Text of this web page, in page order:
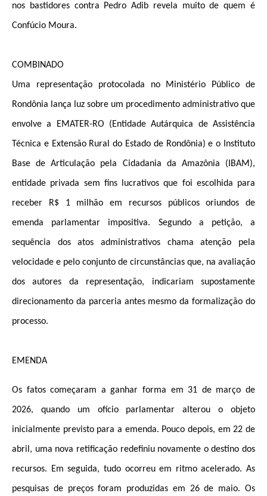
nos bastidores contra Pedro Adib revela muito de quem é
Confúcio Moura.
COMBINADO
Uma representação protocolada no Ministério Público de
Rondônia lança luz sobre um procedimento administrativo que
envolve a EMATER-RO (Entidade Autárquica de Assistência
Técnica e Extensão Rural do Estado de Rondônia) e o Instituto
Base de Articulação pela Cidadania da Amazônia (IBAM),
entidade privada sem fins lucrativos que foi escolhida para
receber R$ 1 milhão em recursos públicos oriundos de
emenda parlamentar impositiva. Segundo a petição, a
sequência dos atos administrativos chama atenção pela
velocidade e pelo conjunto de circunstâncias que, na avaliação
dos autores da representação, indicariam supostamente
direcionamento da parceria antes mesmo da formalização do
processo.
EMENDA
Os fatos começaram a ganhar forma em 31 de março de
2026, quando um ofício parlamentar alterou o objeto
inicialmente previsto para a emenda. Pouco depois, em 22 de
abril, uma nova retificação redefiniu novamente o destino dos
recursos. Em seguida, tudo ocorreu em ritmo acelerado. As
pesquisas de preços foram produzidas em 26 de maio. Os